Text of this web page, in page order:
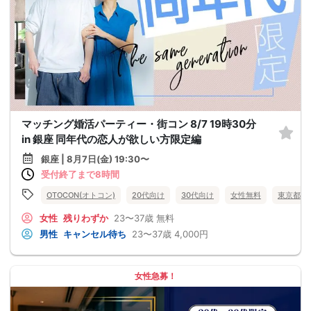
マッチング婚活パーティー・街コン 8/7 19時30分
in 銀座 同年代の恋人が欲しい方限定編
銀座 | 8月7日(金) 19:30〜
受付終了まで8時間
OTOCON(オトコン) 20代向け 30代向け 女性無料 東京都
女性 残りわずか 23〜37歳 無料
男性 キャンセル待ち 23〜37歳 4,000円
女性急募！